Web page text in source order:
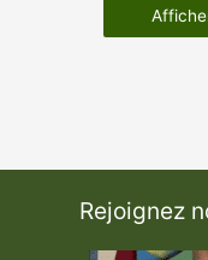
Rejoignez